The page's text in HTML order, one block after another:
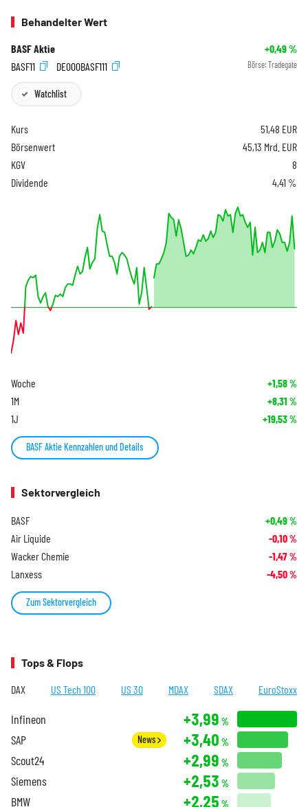
Behandelter Wert
BASF Aktie +0,49%
BASF11
DE000BASF111 Börse: Tradegate
Watchlist
Kurs 51,48 EUR
Börsenwert
45,13 Mrd. EUR
KGV
8
Dividende
4,41 %
Woche +1,58%
1M +8,31 %
1J +19,53%
BASF Aktie Kennzahlen und Details
Sektorvergleich
BASF +0,49%
Air Liquide -0,10%
Wacker Chemie -1,47%
Lanxess -4,50%
Zum Sektorvergleich
Tops & Flops
DAX US Tech 100 US 30 MDAX SDAX EuroStoxx
Infineon +3,99 %
SAP News +3,40 %
Scout24 +2,99 %
Siemens +2,53 %
BMW +2,25 %